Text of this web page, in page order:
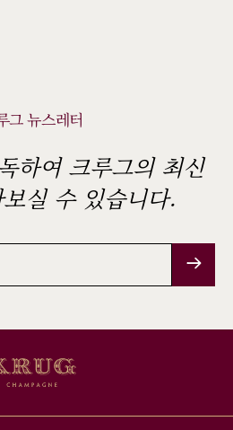
그 뉴스레터
하여 크루그의 최신
실 수 있습니다.